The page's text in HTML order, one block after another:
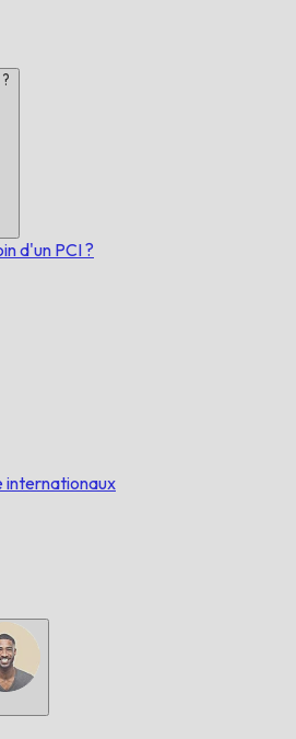
d'un PCI ?
internationaux